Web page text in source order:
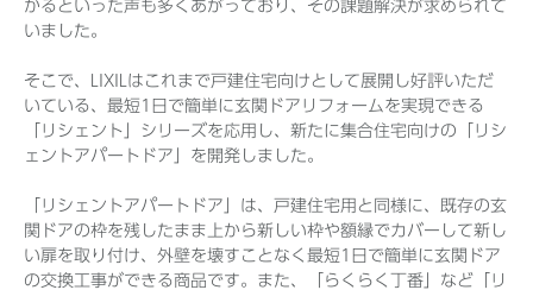
かるといった声も多くあがっており、その課題解決が求められて
いました。
そこで、LIXILはこれまで戸建住宅向けとして展開し好評いただ
いている、最短1日で簡単に玄関ドアリフォームを実現できる
「リシェント」シリーズを応用し、新たに集合住宅向けの「リシ
ェントアパートドア」を開発しました。
「リシェントアパートドア」は、戸建住宅用と同様に、既存の玄
関ドアの枠を残したまま上から新しい枠や額縁でカバーして新し
い扉を取り付け、外壁を壊すことなく最短1日で簡単に玄関ドア
の交換工事ができる商品です。また、「らくらく丁番」など「リ